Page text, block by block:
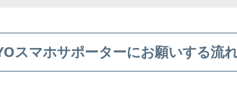
スマホサポーターにお願いする流